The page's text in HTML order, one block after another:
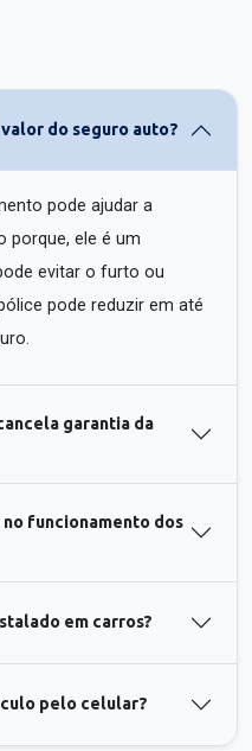
do seguro auto?
pode ajudar a
porque, ele é um
evitar o furto ou
pode reduzir em até
garantia da
funcionamento dos
em carros?
pelo celular?